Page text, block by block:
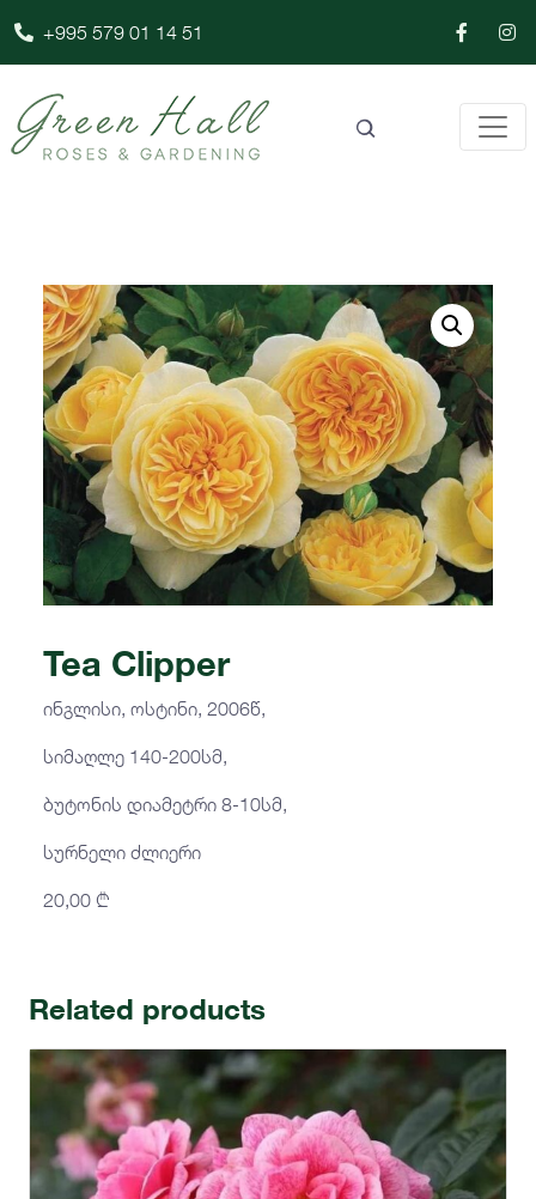
+995 579 01 14 51
Tea Clipper
ინგლისი, ოსტინი, 2006წ,
სიმაღლე 140-200სმ,
ბუტონის დიამეტრი 8-10სმ,
სურნელი ძლიერი
20,00 ₾
Related products